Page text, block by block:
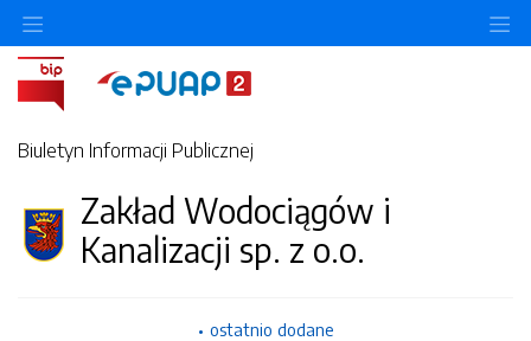
Biuletyn Informacji Publicznej
Zakład Wodociągów i
Kanalizacji sp. z o.o.
ostatnio dodane